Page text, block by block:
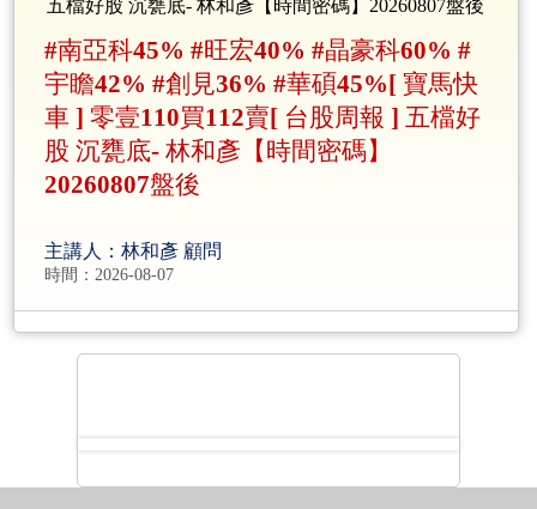
#南亞科45% #旺宏40% #晶豪科60% #
宇瞻42% #創見36% #華碩45%[ 寶馬快
車 ] 零壹110買112賣[ 台股周報 ] 五檔好
股 沉甕底- 林和彥【時間密碼】
20260807盤後
主講人：林和彥 顧問
時間：2026-08-07